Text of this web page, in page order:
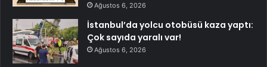
Ağustos 6, 2026
İstanbul’da yolcu otobüsü kaza yaptı:
Çok sayıda yaralı var!
Ağustos 6, 2026